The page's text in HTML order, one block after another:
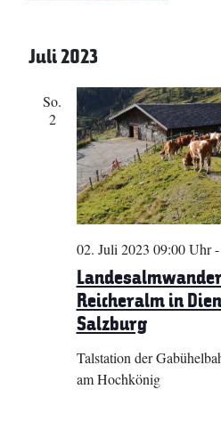
Juli 2023
So.
2
Reicheralm in
Salzburg
02. Juli 2023 09:00 Uhr-
Talstation der
am Hochkönig